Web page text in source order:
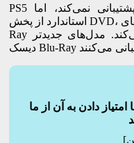
PS5 دیجیتال هیچ نوع دیسکی را پشتیبانی نمی‌کند، اما PS5
استاندارد از پخش DVD، دیسک‌های Blu-Ray و دیسک‌های 4K Blu-
Ray پشتیبانی می‌کند. مدل‌های جدیدتر PS5 Slim از یک ماژول
دادن به آن از ما